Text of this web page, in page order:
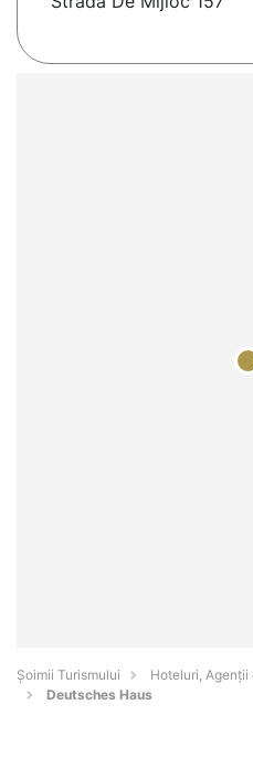
Șoimii Turismului
Hoteluri, Agenții
Deutsches Haus